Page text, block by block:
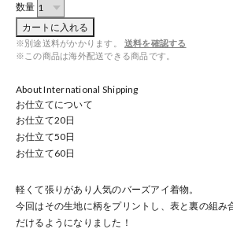
数量
カートに入れる
※別途送料がかかります。
送料を確認する
※この商品は海外配送できる商品です。
About International Shipping
お仕立てについて
お仕立て20日
お仕立て50日
お仕立て60日
軽くて張りがあり人気のバーズアイ着物。
今回はその生地に柄をプリントし、表と裏の組み
だけるようになりました！